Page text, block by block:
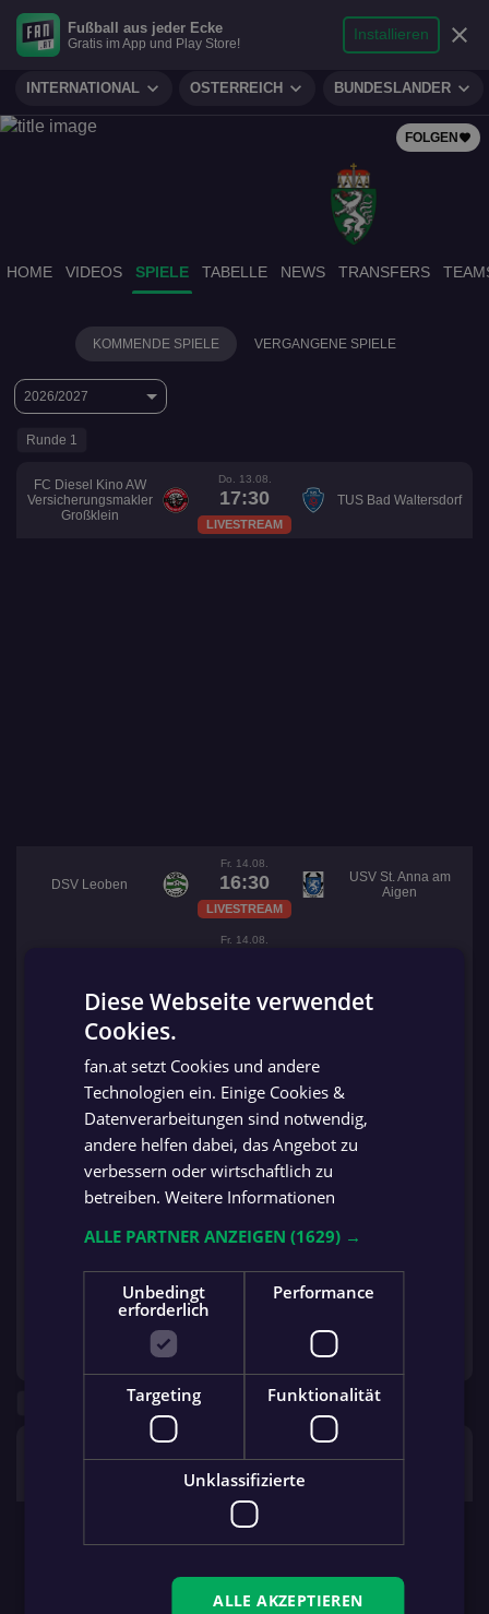
sports_soccer FUSSBALLexpand_more search
Suche
micro
Reporter
person
Login
INTERNATIONAL expand_more ÖSTERREICH expand_more BUNDESLÄNDER expand_more
Fußball aus jeder Ecke
Gratis im App und Play Store!
Installieren close
FOLGEN favorite
HOME VIDEOS SPIELE TABELLE NEWS TRANSFERS
KOMMENDE SPIELE VERGANGENE SPIELE
2026/2027
Runde 1
FC Diesel Kino AW
Versicherungsmakler
Großklein
Do. 13.08.
17:30
LIVESTREAM
TUS Bad Waltersdorf
DSV Leoben
Fr. 14.08.
16:30
LIVESTREAM
USV St. Anna am
Aigen
Fr. 14.08.
FC Hohenhaus
LIVESTREAM
SV Gnas
Fr. 14.08.
17:00
LIVESTREAM
PERSONAL Ilzer SV
Mur 1921
Fr. 14.08.
17:00
Fr. 14.08.
LIVESTREAM
Raiffeisen Lebring
SV Powoden Energie
HOFMANN
17:00
LIVESTREAM
ASK Mochart Köflach
Diese Webseite verwendet
Cookies.
fan.at setzt Cookies und andere
Technologien ein. Einige Cookies &
Datenverarbeitungen sind notwendig,
andere helfen dabei, das Angebot zu
verbessern oder wirtschaftlich zu
betreiben.Weitere Informationen
ALLE PARTNER ANZEIGEN(1629) →
Unbedingt
erforderlich
Performance
Targeting Funktionalität
Unklassifizierte
ALLE AKZEPTIEREN